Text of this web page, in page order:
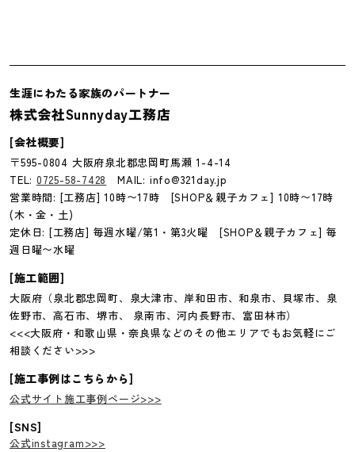
生涯にわたる家族のパートナー
株式会社Sunnyday工務店
[会社概要]
〒595-0804 大阪府泉北郡忠岡町馬瀬 1-4-14
TEL: 0725-58-7428
MAIL: info@321day.jp
営業時間: [工務店] 10時〜17時 [SHOP＆親子カフェ] 10時〜17時
(木・金・土)
定休日: [工務店] 毎週水曜/第1・第3火曜 [SHOP＆親子カフェ] 毎
週日曜〜水曜
[施工範囲]
大阪府（泉北郡忠岡町、泉大津市、岸和田市、和泉市、貝塚市、泉
佐野市、高石市、堺市、 泉南市、河内長野市、富田林市）
<<<大阪府・和歌山県・奈良県などのその他エリアでもお気軽にご
相談ください>>>
[施工事例はこちらから]
公式サイト施工事例ページ>>>
[SNS]
公式instagram>>>